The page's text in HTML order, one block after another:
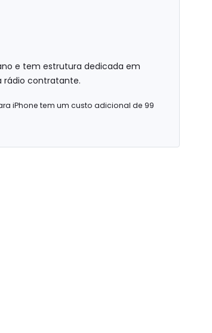
e tem estrutura dedicada em
rádio contratante.
iPhone tem um custo adicional de 99